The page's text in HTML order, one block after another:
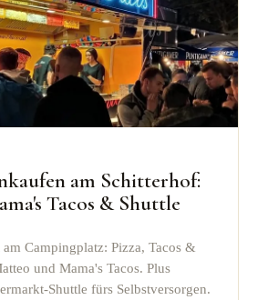
am Schitterhof:
Tacos & Shuttle
Campingplatz: Pizza, Tacos &
und Mama's Tacos. Plus
Shuttle fürs Selbstversorgen.